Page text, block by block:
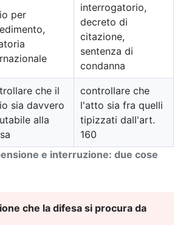
e interruzione: due cose
per
interrogatorio,
decreto di
citazione,
sentenza di
condanna
che il
sia davvero
alla
controllare che
l'atto sia fra quelli
tipizzati dall'art.
160
che la difesa si procura da